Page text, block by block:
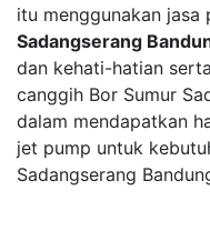
itu menggunakan jasa
Sadangserang
dan kehati-hatian
canggih Bor Sumur
dalam mendapatkan
jet pump untuk
Sadangserang